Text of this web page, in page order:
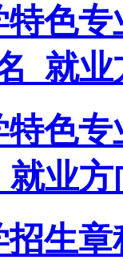
色
_就业
色
就业方
生章